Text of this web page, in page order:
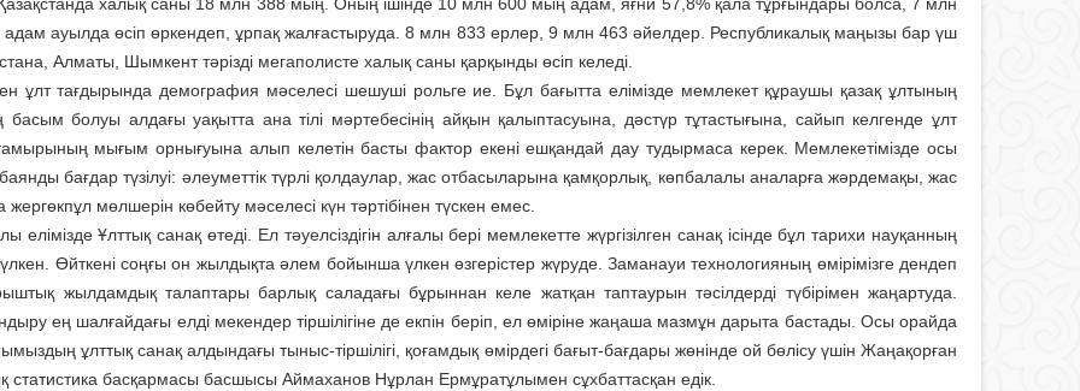
ауылда өсіп өркендеп, ұрпақ жалғастыруда. 8 млн 833 ерлер, 9 млн 463 әйелдер. Республикалық маңызы бар үш
Алматы, Шымкент тәрізді мегаполисте халық саны қарқынды өсіп келеді.
ұлт тағдырында демография мәселесі шешуші рольге ие. Бұл бағытта елімізде мемлекет құраушы қазақ ұлтының
болуы алдағы уақытта ана тілі мәртебесінің айқын қалыптасуына, дәстүр тұтастығына, сайып келгенде ұлт
мығым орнығуына алып келетін басты фактор екені ешқандай дау тудырмаса керек. Мемлекетімізде осы
бағдар түзілуі: әлеуметтік түрлі қолдаулар, жас отбасыларына қамқорлық, көпбалалы аналарға жәрдемақы, жас
жергөкпұл мөлшерін көбейту мәселесі күн тәртібінен түскен емес.
елімізде Ұлттық санақ өтеді. Ел тәуелсіздігін алғалы бері мемлекетте жүргізілген санақ ісінде бұл тарихи науқанның
Өйткені соңғы он жылдықта әлем бойынша үлкен өзгерістер жүруде. Заманауи технологияның өмірімізге дендеп
жылдамдық талаптары барлық саладағы бұрыннан келе жатқан таптаурын тәсілдерді түбірімен жаңартуда.
ең шалғайдағы елді мекендер тіршілігіне де екпін беріп, ел өміріне жаңаша мазмұн дарыта бастады. Осы орайда
ұлттық санақ алдындағы тыныс-тіршілігі, қоғамдық өмірдегі бағыт-бағдары жөнінде ой бөлісу үшін Жаңақорған
статистика басқармасы басшысы Аймаханов Нұрлан Ермұратұлымен сұхбаттасқан едік.